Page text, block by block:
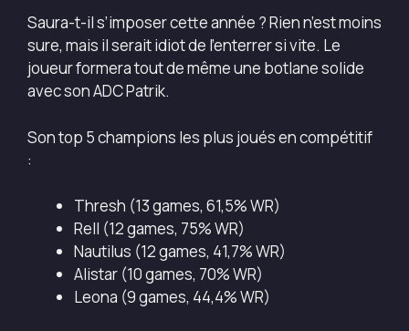
Saura-t-il s’imposer cette année ? Rien n’est moins
sure, mais il serait idiot de l’enterrer si vite. Le
joueur formera tout de même une botlane solide
avec son ADC Patrik.
Son top 5 champions les plus joués en compétitif
:
Thresh (13 games, 61,5% WR)
Rell (12 games, 75% WR)
Nautilus (12 games, 41,7% WR)
Alistar (10 games, 70% WR)
Leona (9 games, 44,4% WR)